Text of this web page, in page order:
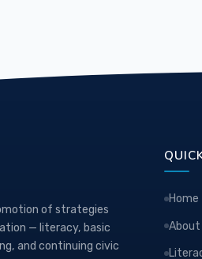
of strategies
— literacy, basic
and continuing civic
Home
About